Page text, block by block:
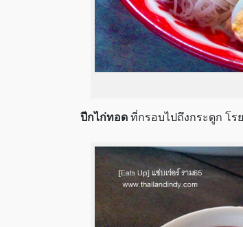
ปีกไก่ทอด ที่กรอบไปถึงกระดูก โ